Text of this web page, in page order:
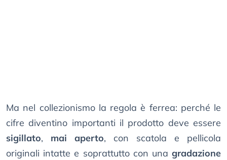
Ma nel collezionismo la regola è ferrea: perché le
cifre diventino importanti il prodotto deve essere
sigillato, mai aperto, con scatola e pellicola
originali intatte e soprattutto con una gradazione